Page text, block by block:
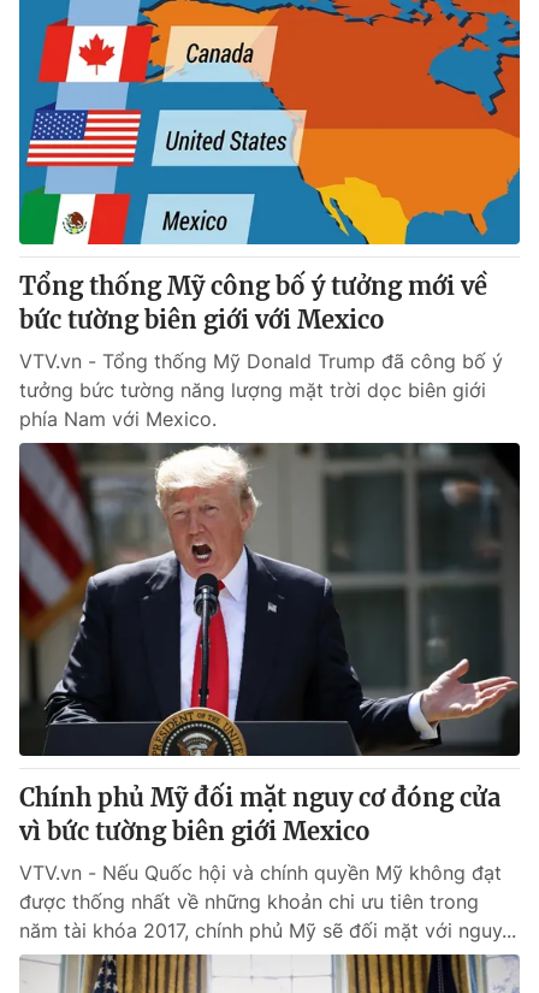
Giải sao mai
Làm đẹp
Chất lượng cuộc sống
Tuyển sinh
Học trực tuyến
Công nghệ
Hitech Công nghệ tương lai
Sản phẩm
Thị trường
Tư vấn
Giao lưu trực tuyến
Lịch phát sóng
Chuyên mục khác
Emagazine Podcast
Photo Infographic
Video Shorts video
VTV Money VTV Thể thao
VTV Sức khoẻ Bất động sản
Thị trường 24h Tấm lòng Việt
VTV4 Vươn mình bằng AI
VTV9 VTV8
Liên hệ tòa soạn English
Tổng thống Mỹ công bố ý tưởng mới về
bức tường biên giới với Mexico
VTV.vn - Tổng thống Mỹ Donald Trump đã công bố ý
tưởng bức tường năng lượng mặt trời dọc biên giới
phía Nam với Mexico.
Chính phủ Mỹ đối mặt nguy cơ đóng cửa
vì bức tường biên giới Mexico
VTV.vn - Nếu Quốc hội và chính quyền Mỹ không đạt
được thống nhất về những khoản chi ưu tiên trong
năm tài khóa 2017, chính phủ Mỹ sẽ đối mặt với nguy...